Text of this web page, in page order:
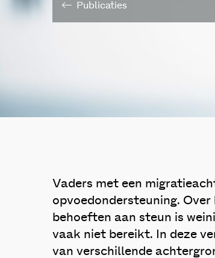
Publicaties
Vaders met een
opvoedondersteuning.
behoeften aan steun is
vaak niet bereikt. In deze
van verschillende